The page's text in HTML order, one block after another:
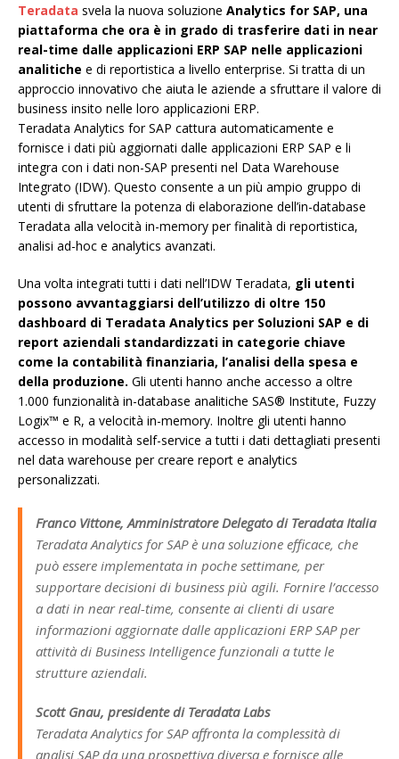
Teradata svela la nuova soluzione Analytics for SAP, una
piattaforma che ora è in grado di trasferire dati in near
real-time dalle applicazioni ERP SAP nelle applicazioni
analitiche e di reportistica a livello enterprise. Si tratta di un
approccio innovativo che aiuta le aziende a sfruttare il valore di
business insito nelle loro applicazioni ERP.
Teradata Analytics for SAP cattura automaticamente e
fornisce i dati più aggiornati dalle applicazioni ERP SAP e li
integra con i dati non-SAP presenti nel Data Warehouse
Integrato (IDW). Questo consente a un più ampio gruppo di
utenti di sfruttare la potenza di elaborazione dell’in-database
Teradata alla velocità in-memory per finalità di reportistica,
analisi ad-hoc e analytics avanzati.
Una volta integrati tutti i dati nell’IDW Teradata, gli utenti
possono avvantaggiarsi dell’utilizzo di oltre 150
dashboard di Teradata Analytics per Soluzioni SAP e di
report aziendali standardizzati in categorie chiave
come la contabilità finanziaria, l’analisi della spesa e
della produzione. Gli utenti hanno anche accesso a oltre
1.000 funzionalità in-database analitiche SAS® Institute, Fuzzy
Logix™ e R, a velocità in-memory. Inoltre gli utenti hanno
accesso in modalità self-service a tutti i dati dettagliati presenti
nel data warehouse per creare report e analytics
personalizzati.
Franco Vittone, Amministratore Delegato di Teradata Italia
Teradata Analytics for SAP è una soluzione efficace, che
può essere implementata in poche settimane, per
supportare decisioni di business più agili. Fornire l’accesso
a dati in near real-time, consente ai clienti di usare
informazioni aggiornate dalle applicazioni ERP SAP per
attività di Business Intelligence funzionali a tutte le
strutture aziendali.
Scott Gnau, presidente di Teradata Labs
Teradata Analytics for SAP affronta la complessità di
analisi SAP da una prospettiva diversa e fornisce alle